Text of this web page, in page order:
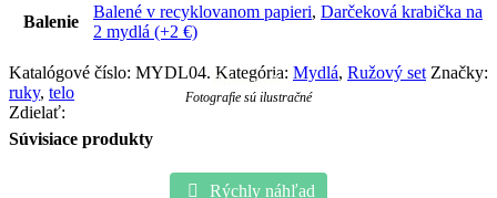
Balenie
Balené v recyklovanom papieri, Darčeková krabička na
2 mydlá (+2 €)
Katalógové číslo: MYDL04. Kategória: Mydlá, Ružový set Značky:
ruky, telo
Zdielať:
Ružové mydlo
Fotografie sú ilustračné
Súvisiace produkty
Rýchly náhľad